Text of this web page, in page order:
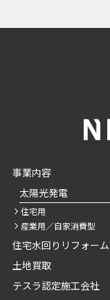
事業内容
太陽光発電
住宅用
産業用／自家消費型
住宅水回りリフォーム
土地買取
テスラ認定施工会社